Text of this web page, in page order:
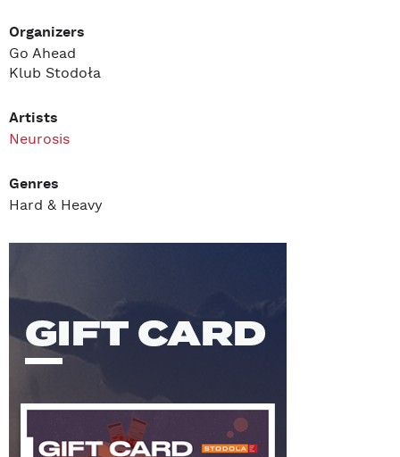
Organizers
Go Ahead
Klub Stodoła
Artists
Neurosis
Genres
Hard & Heavy